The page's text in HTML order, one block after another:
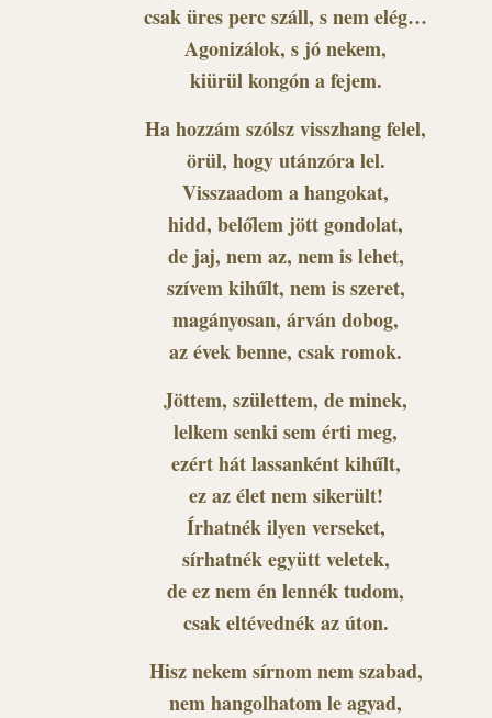
csak üres perc száll, s nem elég…
Agonizálok, s jó nekem,
kiürül kongón a fejem.
Ha hozzám szólsz visszhang felel,
örül, hogy utánzóra lel.
Visszaadom a hangokat,
hidd, belőlem jött gondolat,
de jaj, nem az, nem is lehet,
szívem kihűlt, nem is szeret,
magányosan, árván dobog,
az évek benne, csak romok.
Jöttem, születtem, de minek,
lelkem senki sem érti meg,
ezért hát lassanként kihűlt,
ez az élet nem sikerült!
Írhatnék ilyen verseket,
sírhatnék együtt veletek,
de ez nem én lennék tudom,
csak eltévednék az úton.
Hisz nekem sírnom nem szabad,
nem hangolhatom le agyad,